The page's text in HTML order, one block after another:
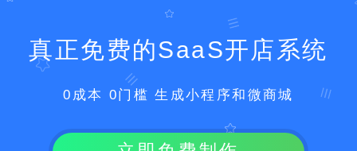
真正免费的SaaS开店系统
0成本 0门槛 生成小程序和微商城